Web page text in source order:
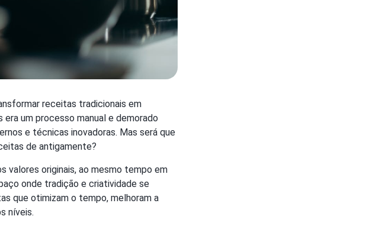
receitas tradicionais em
um processo manual e demorado
e técnicas inovadoras. Mas será que
de antigamente?
valores originais, ao mesmo tempo em
onde tradição e criatividade se
que otimizam o tempo, melhoram a
níveis.